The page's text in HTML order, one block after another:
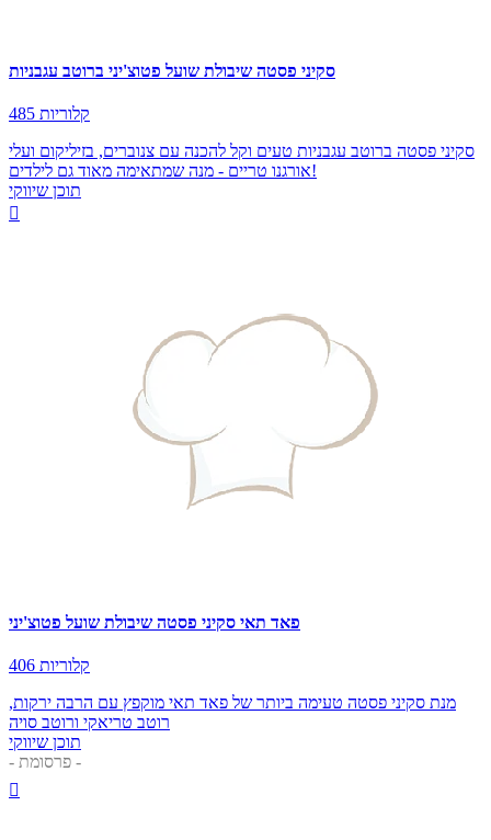
סקיני פסטה שיבולת שועל פטוצ'יני ברוטב עגבניות
485 קלוריות
סקיני פסטה ברוטב עגבניות טעים וקל להכנה עם צנוברים, בזיליקום ועלי
אורגנו טריים - מנה שמתאימה מאוד גם לילדים!
תוכן שיווקי

פאד תאי סקיני פסטה שיבולת שועל פטוצ'יני
406 קלוריות
מנת סקיני פסטה טעימה ביותר של פאד תאי מוקפץ עם הרבה ירקות,
רוטב טריאקי ורוטב סויה
תוכן שיווקי
- פרסומת -
